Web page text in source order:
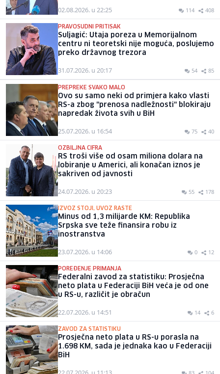
02.08.2026. u 22:25 114 408
PRAVOSUDNI PRITISAK
Suljagić: Utaja poreza u Memorijalnom
centru ni teoretski nije moguća, poslujemo
preko državnog trezora
31.07.2026. u 20:17 54 85
PREPREKE SVAKO MALO
Ovo su samo neki od primjera kako vlasti
RS-a zbog "prenosa nadležnosti" blokiraju
napredak života svih u BiH
25.07.2026. u 16:54 75 40
OZBILJNA CIFRA
RS troši više od osam miliona dolara na
lobiranje u Americi, ali konačan iznos je
sakriven od javnosti
24.07.2026. u 20:23 55 178
IZVOZ STOJI, UVOZ RASTE
Minus od 1,3 milijarde KM: Republika
Srpska sve teže finansira robu iz
inostranstva
23.07.2026. u 14:06 0 12
POREĐENJE PRIMANJA
Federalni zavod za statistiku: Prosječna
neto plata u Federaciji BiH veća je od one
u RS-u, različit je obračun
22.07.2026. u 14:51 14 6
ZAVOD ZA STATISTIKU
Prosječna neto plata u RS-u porasla na
1.698 KM, sada je jednaka kao u Federaciji
BiH
83 104